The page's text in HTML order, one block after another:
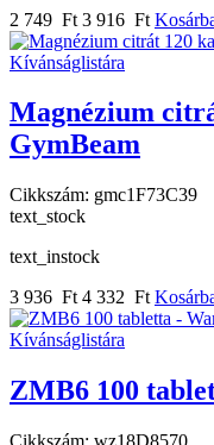
2 749 Ft 3 916 Ft
Kívánságlistára
Magnézium
GymBeam
Cikkszám: gmc1F73C39
text_stock
text_instock
3 936 Ft 4 332 Ft
Kívánságlistára
ZMB6 100